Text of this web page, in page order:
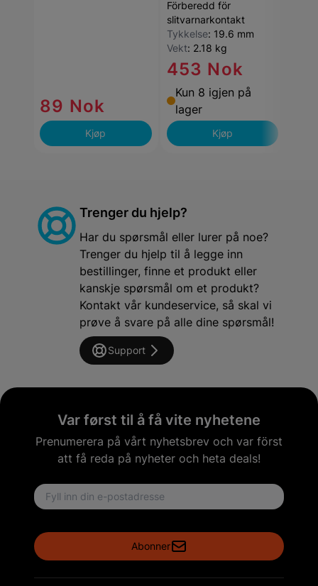
89 Nok
Kjøp
Förberedd för
slitvarnarkontakt
Tykkelse: 19.6 mm
Vekt: 2.18 kg
453 Nok
Kun 8 igjen på
lager
Kjøp
Trenger du hjelp?
Har du spørsmål eller lurer på noe?
Trenger du hjelp til å legge inn
bestillinger, finne et produkt eller
kanskje spørsmål om et produkt?
Kontakt vår kundeservice, så skal vi
prøve å svare på alle dine spørsmål!
Support
Var først til å få vite nyhetene
Prenumerera på vårt nyhetsbrev och var först
att få reda på nyheter och heta deals!
Email address
Abonner